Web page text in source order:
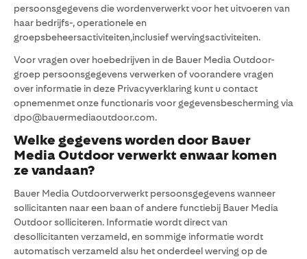
persoonsgegevens die wordenverwerkt voor het uitvoeren van
haar bedrijfs-, operationele en
groepsbeheersactiviteiten,inclusief wervingsactiviteiten.
Voor vragen over hoebedrijven in de Bauer Media Outdoor-
groep persoonsgegevens verwerken of voorandere vragen
over informatie in deze Privacyverklaring kunt u contact
opnemenmet onze functionaris voor gegevensbescherming via
dpo@bauermediaoutdoor.com.
Welke gegevens worden door Bauer
Media Outdoor verwerkt enwaar komen
ze vandaan?
Bauer Media Outdoorverwerkt persoonsgegevens wanneer
sollicitanten naar een baan of andere functiebij Bauer Media
Outdoor solliciteren. Informatie wordt direct van
desollicitanten verzameld, en sommige informatie wordt
automatisch verzameld alsu het onderdeel werving op de